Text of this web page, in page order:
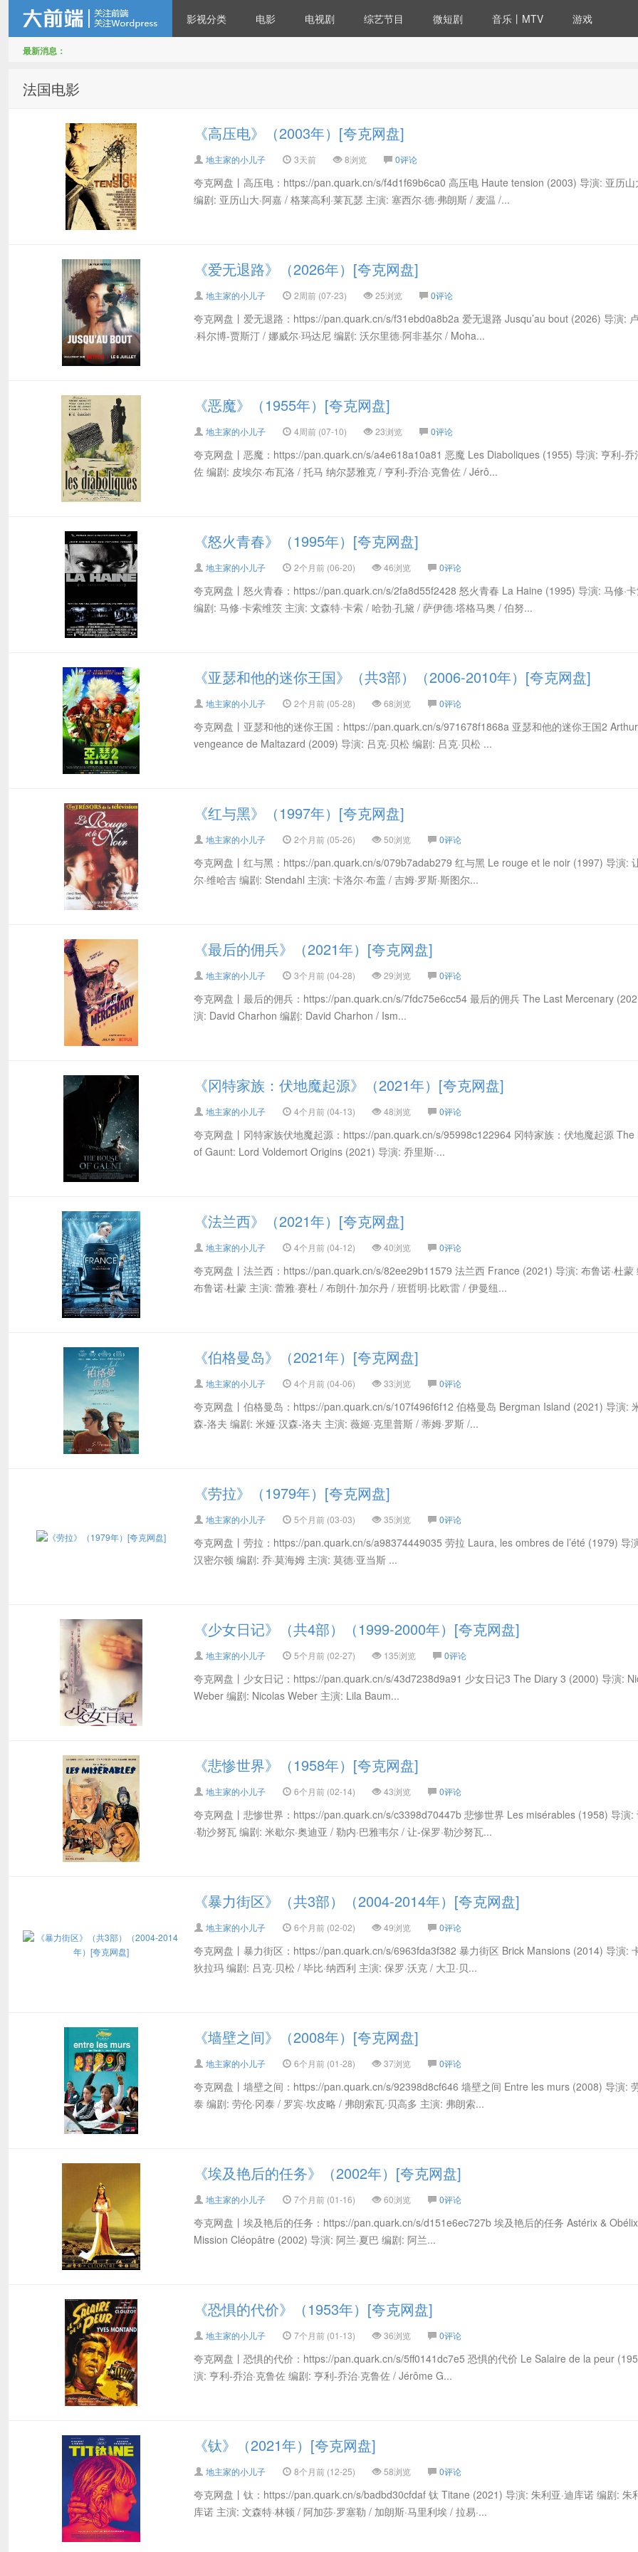
影视分类 电影 电视剧 综艺节目 微短剧 音乐丨MTV 游戏
最新消息：
法国电影
《高压电》（2003年）[夸克网盘]
地主家的小儿子 3天前 8浏览 0评论
夸克网盘丨高压电：https://pan.quark.cn/s/f4d1f69b6ca0 高压电 Haute tension (2003) 导演: 亚历山
编剧: 亚历山大·阿嘉 / 格莱高利·莱瓦瑟 主演: 塞西尔·德·弗朗斯 / 麦温 /...
《爱无退路》（2026年）[夸克网盘]
地主家的小儿子 2周前 (07-23) 25浏览 0评论
夸克网盘丨爱无退路：https://pan.quark.cn/s/f31ebd0a8b2a 爱无退路 Jusqu’au bout (2026) 导演:
·科尔博-贾斯汀 / 娜威尔·玛达尼 编剧: 沃尔里德·阿非基尔 / Moha...
《恶魔》（1955年）[夸克网盘]
地主家的小儿子 4周前 (07-10) 23浏览 0评论
夸克网盘丨恶魔：https://pan.quark.cn/s/a4e618a10a81 恶魔 Les Diaboliques (1955) 导演: 亨利-乔
佐 编剧: 皮埃尔·布瓦洛 / 托马 纳尔瑟雅克 / 亨利-乔治·克鲁佐 / Jérô...
《怒火青春》（1995年）[夸克网盘]
地主家的小儿子 2个月前 (06-20) 46浏览 0评论
夸克网盘丨怒火青春：https://pan.quark.cn/s/2fa8d55f2428 怒火青春 La Haine (1995) 导演: 马修·
编剧: 马修·卡索维茨 主演: 文森特·卡索 / 哈勃·孔黛 / 萨伊德·塔格马奥 / 伯努...
《亚瑟和他的迷你王国》（共3部）（2006-2010年）[夸克网盘]
地主家的小儿子 2个月前 (05-28) 68浏览 0评论
夸克网盘丨亚瑟和他的迷你王国：https://pan.quark.cn/s/971678f1868a 亚瑟和他的迷你王国2
vengeance de Maltazard (2009) 导演: 吕克·贝松 编剧: 吕克·贝松 ...
《红与黑》（1997年）[夸克网盘]
地主家的小儿子 2个月前 (05-26) 50浏览 0评论
夸克网盘丨红与黑：https://pan.quark.cn/s/079b7adab279 红与黑 Le rouge et le noir (1997) 导演:
尔·维哈吉 编剧: Stendahl 主演: 卡洛尔·布盖 / 吉姆·罗斯·斯图尔...
《最后的佣兵》（2021年）[夸克网盘]
地主家的小儿子 3个月前 (04-28) 29浏览 0评论
夸克网盘丨最后的佣兵：https://pan.quark.cn/s/7fdc75e6cc54 最后的佣兵 The Last Mercenary
演: David Charhon 编剧: David Charhon / Ism...
《冈特家族：伏地魔起源》（2021年）[夸克网盘]
地主家的小儿子 4个月前 (04-13) 48浏览 0评论
夸克网盘丨冈特家族伏地魔起源：https://pan.quark.cn/s/95998c122964 冈特家族：伏地魔起源 The
of Gaunt: Lord Voldemort Origins (2021) 导演: 乔里斯·...
《法兰西》（2021年）[夸克网盘]
地主家的小儿子 4个月前 (04-12) 40浏览 0评论
夸克网盘丨法兰西：https://pan.quark.cn/s/82ee29b11579 法兰西 France (2021) 导演: 布鲁诺·杜蒙
布鲁诺·杜蒙 主演: 蕾雅·赛杜 / 布朗什·加尔丹 / 班哲明·比欧雷 / 伊曼纽...
《伯格曼岛》（2021年）[夸克网盘]
地主家的小儿子 4个月前 (04-06) 33浏览 0评论
夸克网盘丨伯格曼岛：https://pan.quark.cn/s/107f496f6f12 伯格曼岛 Bergman Island (2021) 导演:
森-洛夫 编剧: 米娅·汉森-洛夫 主演: 薇姬·克里普斯 / 蒂姆·罗斯 /...
《劳拉》（1979年）[夸克网盘]
地主家的小儿子 5个月前 (03-03) 35浏览 0评论
夸克网盘丨劳拉：https://pan.quark.cn/s/a98374449035 劳拉 Laura, les ombres de l’été (1979) 导
汉密尔顿 编剧: 乔·莫海姆 主演: 莫德·亚当斯 ...
《少女日记》（共4部）（1999-2000年）[夸克网盘]
地主家的小儿子 5个月前 (02-27) 135浏览 0评论
夸克网盘丨少女日记：https://pan.quark.cn/s/43d7238d9a91 少女日记3 The Diary 3 (2000) 导演:
Weber 编剧: Nicolas Weber 主演: Lila Baum...
《悲惨世界》（1958年）[夸克网盘]
地主家的小儿子 6个月前 (02-14) 43浏览 0评论
夸克网盘丨悲惨世界：https://pan.quark.cn/s/c3398d70447b 悲惨世界 Les misérables (1958) 导演:
·勒沙努瓦 编剧: 米歇尔·奥迪亚 / 勒内·巴雅韦尔 / 让-保罗·勒沙努瓦...
《暴力街区》（共3部）（2004-2014年）[夸克网盘]
地主家的小儿子 6个月前 (02-02) 49浏览 0评论
夸克网盘丨暴力街区：https://pan.quark.cn/s/6963fda3f382 暴力街区 Brick Mansions (2014) 导演:
狄拉玛 编剧: 吕克·贝松 / 毕比·纳西利 主演: 保罗·沃克 / 大卫·贝...
《墙壁之间》（2008年）[夸克网盘]
地主家的小儿子 6个月前 (01-28) 37浏览 0评论
夸克网盘丨墙壁之间：https://pan.quark.cn/s/92398d8cf646 墙壁之间 Entre les murs (2008) 导演:
泰 编剧: 劳伦·冈泰 / 罗宾·坎皮略 / 弗朗索瓦·贝高多 主演: 弗朗索...
《埃及艳后的任务》（2002年）[夸克网盘]
地主家的小儿子 7个月前 (01-16) 60浏览 0评论
夸克网盘丨埃及艳后的任务：https://pan.quark.cn/s/d151e6ec727b 埃及艳后的任务 Astérix &
Mission Cléopâtre (2002) 导演: 阿兰·夏巴 编剧: 阿兰...
《恐惧的代价》（1953年）[夸克网盘]
地主家的小儿子 7个月前 (01-13) 36浏览 0评论
夸克网盘丨恐惧的代价：https://pan.quark.cn/s/5ff0141dc7e5 恐惧的代价 Le Salaire de la peur
演: 亨利-乔治·克鲁佐 编剧: 亨利-乔治·克鲁佐 / Jérôme G...
《钛》（2021年）[夸克网盘]
地主家的小儿子 8个月前 (12-25) 58浏览 0评论
夸克网盘丨钛：https://pan.quark.cn/s/badbd30cfdaf 钛 Titane (2021) 导演: 朱利亚·迪库诺 编剧: 朱
库诺 主演: 文森特·林顿 / 阿加莎·罗塞勒 / 加朗斯·马里利埃 / 拉易·...